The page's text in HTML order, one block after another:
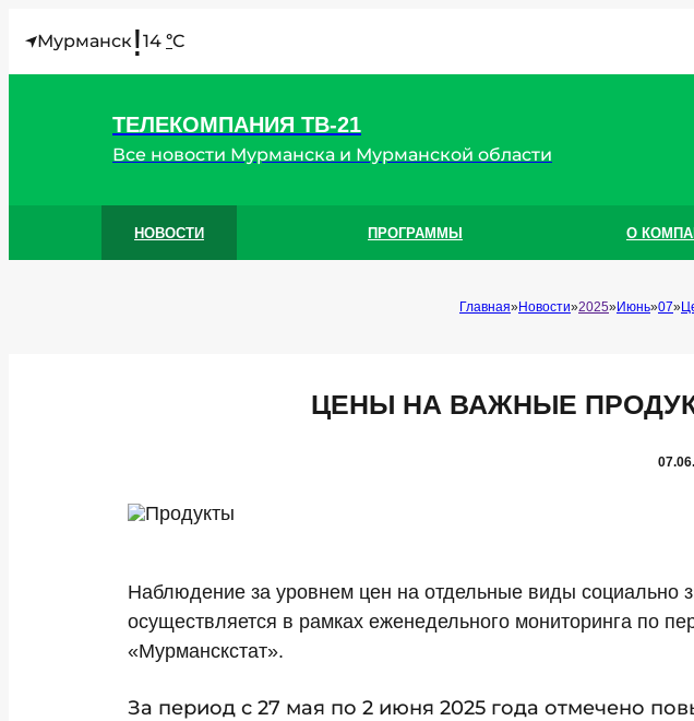
Мурманск!14 °C
ТЕЛЕКОМПАНИЯ ТВ-21
Все новости Мурманска и Мурманской области
НОВОСТИ ПРОГРАММЫ О
Главная Новости 2025 Июнь 07
ЦЕНЫ НА ВАЖНЫЕ
Наблюдение за уровнем цен на отдельные виды социально
осуществляется в рамках еженедельного мониторинга по
«Мурманскстат».
За период с 27 мая по 2 июня 2025 года отмечено